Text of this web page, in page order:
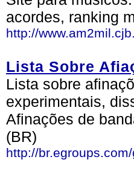
acordes, ranking
http://
Lista Sobre
Lista sobre
experimentais,
Afinações de
(BR)
http://